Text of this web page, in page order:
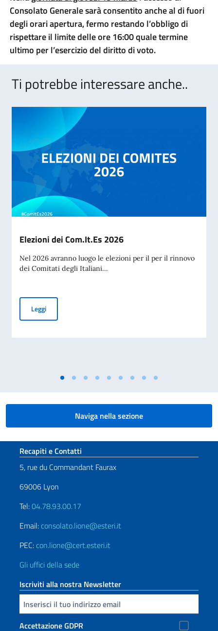
Consolato Generale sarà consentito anche al di fuori
degli orari apertura, fermo restando l’obbligo di
rispettare il limite delle ore 16:00 quale termine
ultimo per l’esercizio del diritto di voto.
Ti potrebbe interessare anche..
Elezioni dei Com.It.Es 2026
Nel 2026 avranno luogo le elezioni per il per il rinnovo
dei Comitati degli Italiani...
LeggiElezioni dei Com.It.Es 2026
Naviga nella sezione
Sezione footer
Recapiti e Contatti
5, rue du Commandant Faurax
69006 Lyon
Tel:04.78.93.00.17
Email: consolato.lione@esteri.it
PEC: con.lione@cert.esteri.it
Gli uffici della sede
Iscriviti alla nostra Newsletter
Inserisci la tua email
Accettazione GDPR